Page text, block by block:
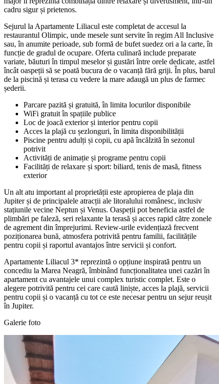
cadru sigur și prietenos.
Sejurul la Apartamente Liliacul este completat de accesul la
restaurantul Olimpic, unde mesele sunt servite în regim All Inclusive
sau, în anumite perioade, sub formă de bufet suedez ori a la carte, în
funcție de gradul de ocupare. Oferta culinară include preparate
variate, băuturi în timpul meselor și gustări între orele dedicate, astfel
încât oaspeții să se poată bucura de o vacanță fără griji. În plus, barul
de la piscină și terasa cu vedere la mare adaugă un plus de farmec
șederii.
Parcare pazită și gratuită, în limita locurilor disponibile
WiFi gratuit în spațiile publice
Loc de joacă exterior și interior pentru copii
Acces la plajă cu șezlonguri, în limita disponibilității
Piscine pentru adulți și copii, cu apă încălzită în sezonul
potrivit
Activități de animație și programe pentru copii
Facilități de relaxare și sport: biliard, tenis de masă, fitness
exterior
Un alt atu important al proprietății este apropierea de plaja din
Jupiter și de principalele atracții ale litoralului românesc, inclusiv
stațiunile vecine Neptun și Venus. Oaspeții pot beneficia astfel de
plimbări pe faleză, seri relaxante la terasă și acces rapid către zonele
de agrement din împrejurimi. Review-urile evidențiază frecvent
poziționarea bună, atmosfera potrivită pentru familii, facilitățile
pentru copii și raportul avantajos între servicii și confort.
Apartamente Liliacul 3* reprezintă o opțiune inspirată pentru un
concediu la Marea Neagră, îmbinând funcționalitatea unei cazări în
apartament cu avantajele unui complex turistic complet. Este o
alegere potrivită pentru cei care caută liniște, acces la plajă, servicii
pentru copii și o vacanță cu tot ce este necesar pentru un sejur reușit
în Jupiter.
Galerie foto